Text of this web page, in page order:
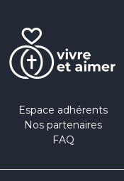
Espace adhérents
Nos partenaires
FAQ